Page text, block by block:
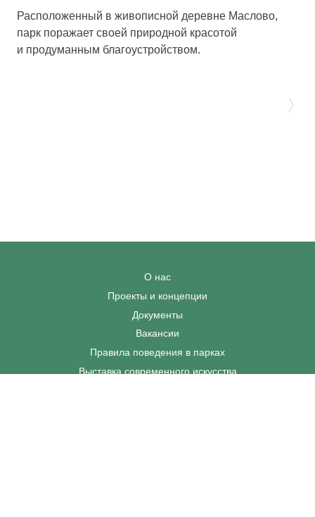
Расположенный в живописной деревне Маслово,
парк поражает своей природной красотой
и продуманным благоустройством.
О нас
Проекты и концепции
Документы
Вакансии
Правила поведения в парках
Выставка современного искусства